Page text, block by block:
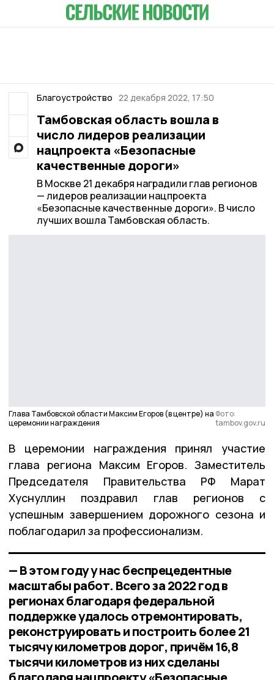
Благоустройство 22 декабря 2022, 17:50
Тамбовская область вошла в
число лидеров реализации
нацпроекта «Безопасные
качественные дороги»
В Москве 21 декабря наградили глав регионов
— лидеров реализации нацпроекта
«Безопасные качественные дороги». В число
лучших вошла Тамбовская область.
Глава Тамбовской области Максим Егоров (в центре) на
церемонии награждения
Фото:
tambov.gov.ru
В церемонии награждения принял участие
глава региона Максим Егоров. Заместитель
Председателя Правительства РФ Марат
Хуснуллин поздравил глав регионов с
успешным завершением дорожного сезона и
поблагодарил за профессионализм.
— В этом году у нас беспрецедентные
масштабы работ. Всего за 2022 год в
регионах благодаря федеральной
поддержке удалось отремонтировать,
реконструировать и построить более 21
тысячу километров дорог, причём 16,8
тысячи километров из них сделаны